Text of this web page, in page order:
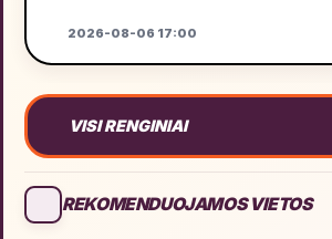
2026-08-06 17:00
VISI RENGINIAI
REKOMENDUOJAMOS VIETOS